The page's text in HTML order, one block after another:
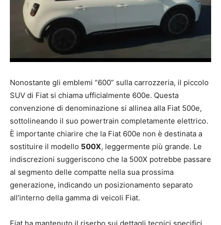
Nonostante gli emblemi “600” sulla carrozzeria, il piccolo
SUV di Fiat si chiama ufficialmente 600e. Questa
convenzione di denominazione si allinea alla Fiat 500e,
sottolineando il suo powertrain completamente elettrico.
È importante chiarire che la Fiat 600e non è destinata a
sostituire il modello 500X, leggermente più grande. Le
indiscrezioni suggeriscono che la 500X potrebbe passare
al segmento delle compatte nella sua prossima
generazione, indicando un posizionamento separato
all’interno della gamma di veicoli Fiat.